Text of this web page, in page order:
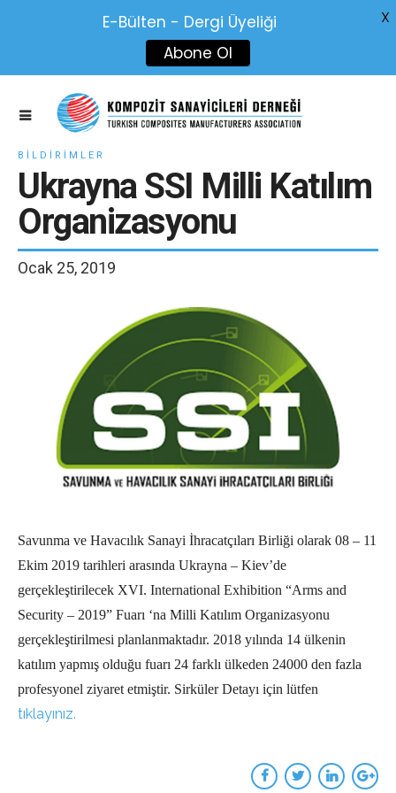
BILDIRIMLER
Ukrayna SSI Milli Katılım
Organizasyonu
Ocak 25, 2019
Savunma ve Havacılık Sanayi İhracatçıları Birliği olarak 08 – 11
Ekim 2019 tarihleri arasında Ukrayna – Kiev’de
gerçekleştirilecek XVI. International Exhibition “Arms and
Security – 2019” Fuarı ‘na Milli Katılım Organizasyonu
gerçekleştirilmesi planlanmaktadır. 2018 yılında 14 ülkenin
katılım yapmış olduğu fuarı 24 farklı ülkeden 24000 den fazla
profesyonel ziyaret etmiştir. Sirküler Detayı için lütfen
tıklayınız.
E-Bülten - Dergi Üyeliği
Abone Ol
X